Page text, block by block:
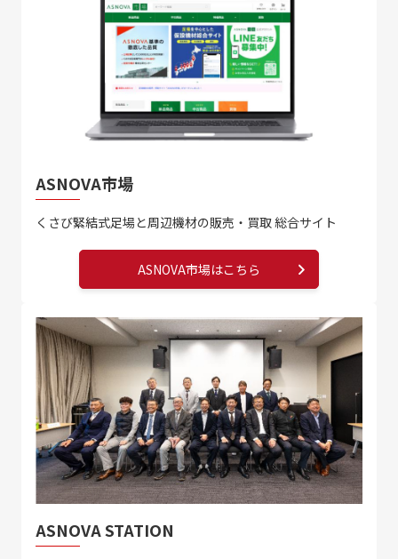
ASNOVA市場
くさび緊結式足場と周辺機材の販売・買取 総合サイト
ASNOVA市場はこちら
ASNOVA STATION